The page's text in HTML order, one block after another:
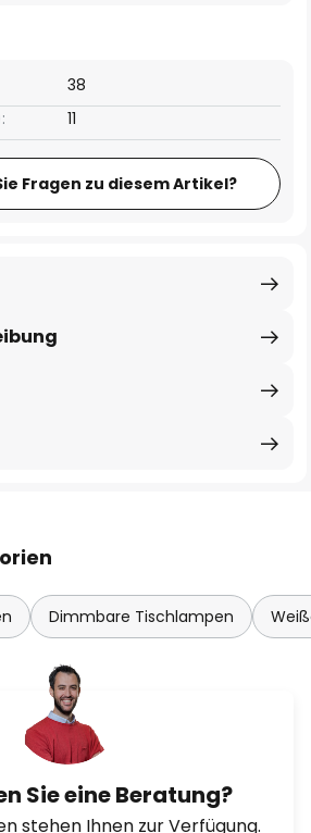
38
11
Fragen zu diesem Artikel?
Dimmbare Tischlampen
Sie eine Beratung?
stehen Ihnen zur Verfügung.